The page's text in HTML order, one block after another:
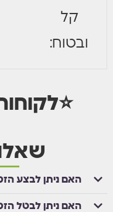
קל
ובטוח:
האם ניתן לבצע
האם ניתן לבטל